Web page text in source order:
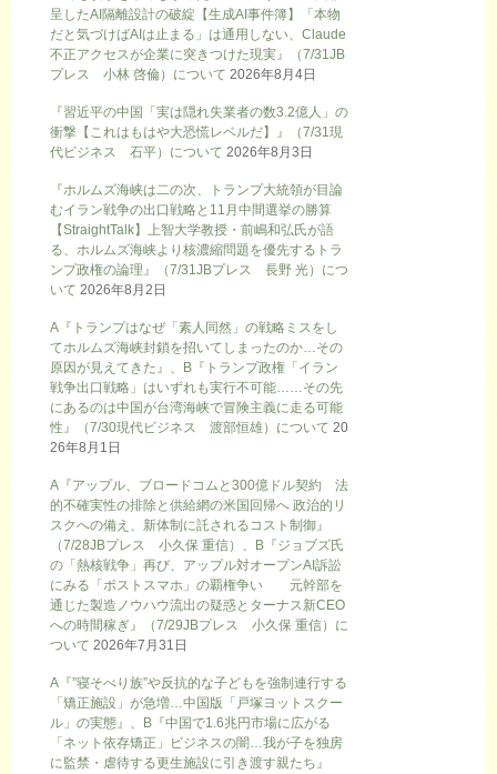
呈したAI隔離設計の破綻【生成AI事件簿】「本物
だと気づけばAIは止まる」は通用しない、Claude
不正アクセスが企業に突きつけた現実』（7/31JB
プレス 小林 啓倫）について 2026年8月4日
『習近平の中国「実は隠れ失業者の数3.2億人」の
衝撃【これはもはや大恐慌レベルだ】』（7/31現
代ビジネス 石平）について 2026年8月3日
『ホルムズ海峡は二の次、トランプ大統領が目論
むイラン戦争の出口戦略と11月中間選挙の勝算
【StraightTalk】上智大学教授・前嶋和弘氏が語
る、ホルムズ海峡より核濃縮問題を優先するトラ
ンプ政権の論理』（7/31JBプレス 長野 光）につ
いて 2026年8月2日
A『トランプはなぜ「素人同然」の戦略ミスをし
てホルムズ海峡封鎖を招いてしまったのか…その
原因が見えてきた』、B『トランプ政権「イラン
戦争出口戦略」はいずれも実行不可能……その先
にあるのは中国が台湾海峡で冒険主義に走る可能
性』（7/30現代ビジネス 渡部恒雄）について 20
26年8月1日
A『アップル、ブロードコムと300億ドル契約 法
的不確実性の排除と供給網の米国回帰へ 政治的リ
スクへの備え、新体制に託されるコスト制御』
（7/28JBプレス 小久保 重信）、B『ジョブズ氏
の「熱核戦争」再び、アップル対オープンAI訴訟
にみる「ポストスマホ」の覇権争い 元幹部を
通じた製造ノウハウ流出の疑惑とターナス新CEO
への時間稼ぎ』（7/29JBプレス 小久保 重信）に
ついて 2026年7月31日
A『”寝そべり族”や反抗的な子どもを強制連行する
「矯正施設」が急増…中国版「戸塚ヨットスクー
ル」の実態』、B『中国で1.6兆円市場に広がる
「ネット依存矯正」ビジネスの闇…我が子を独房
に監禁・虐待する更生施設に引き渡す親たち』